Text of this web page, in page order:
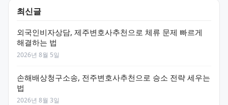
최신글
외국인비자상담, 제주변호사추천으로 체류 문제 빠르게
해결하는 법
2026년 8월 5일
손해배상청구소송, 전주변호사추천으로 승소 전략 세우는
법
2026년 8월 3일